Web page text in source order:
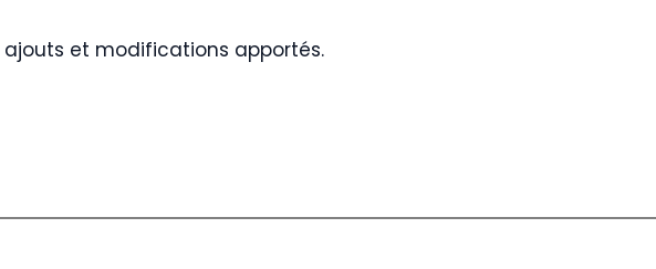
et modifications apportés.